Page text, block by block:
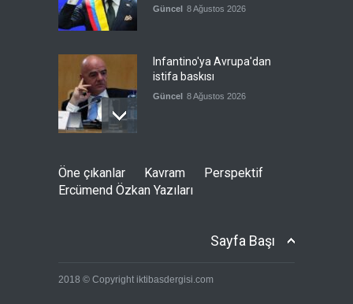
Güncel 8 Ağustos 2026
Infantino'ya Avrupa'dan
istifa baskısı
Güncel 8 Ağustos 2026
Kolombiya, solcu Petro'nun
yerine aşırı sağcı Espriella'yı
getirdi
Mekke Anlaşmasını övdü
Öne çıkanlar Kavram
Perspektif
Ercümend Özkan Yazıları
Sayfa Başı
2018 © Copyright iktibasdergisi.com